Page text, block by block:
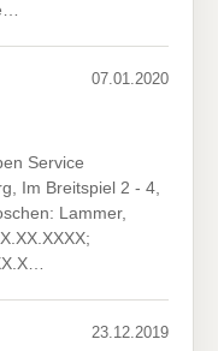
07.01.2020
Service
Im Breitspiel 2 - 4,
Lammer,
23.12.2019